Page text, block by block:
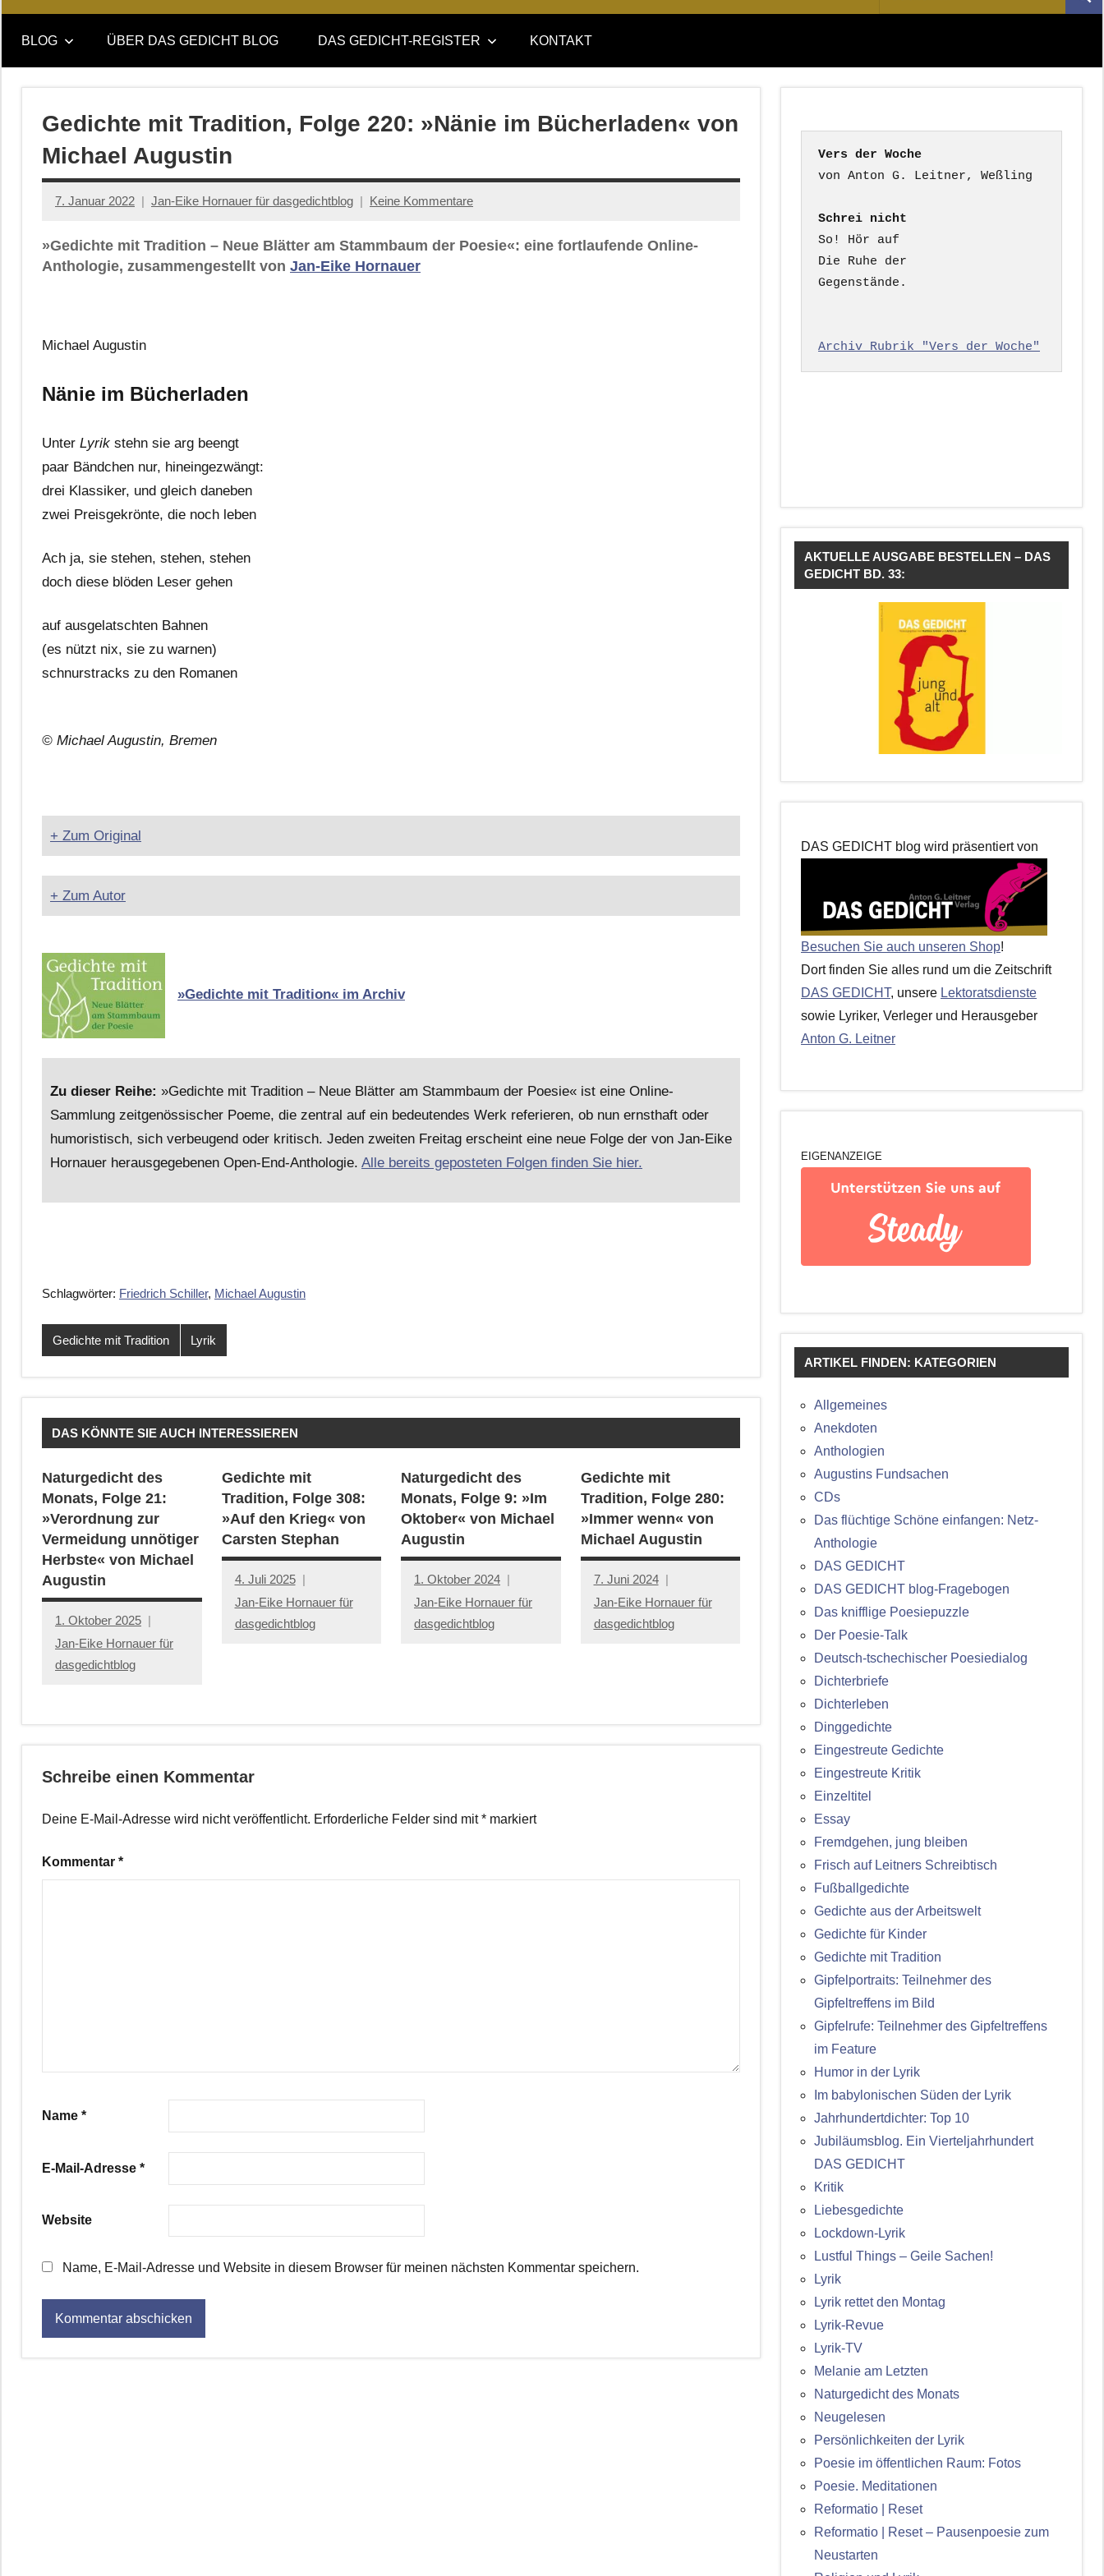
DAS
GEDICHT
blog
DAS
GEDICHT.
Zeitschrift
nach:
BLOG ÜBER DAS GEDICHT BLOG DAS GEDICHT-REGISTER KONTAKT
Gedichte mit Tradition, Folge 220: »Nänie im Bücherladen« von
Michael Augustin
7. Januar 2022 Jan-Eike Hornauer für dasgedichtblog Keine Kommentare
»Gedichte mit Tradition – Neue Blätter am Stammbaum der Poesie«: eine fortlaufende Online-
Anthologie, zusammengestellt von Jan-Eike Hornauer
Michael Augustin
Nänie im Bücherladen
Unter Lyrik stehn sie arg beengt
paar Bändchen nur, hineingezwängt:
drei Klassiker, und gleich daneben
zwei Preisgekrönte, die noch leben
Ach ja, sie stehen, stehen, stehen
doch diese blöden Leser gehen
auf ausgelatschten Bahnen
(es nützt nix, sie zu warnen)
schnurstracks zu den Romanen
© Michael Augustin, Bremen
+ Zum Original
+ Zum Autor
»Gedichte mit Tradition« im Archiv
Zu dieser Reihe: »Gedichte mit Tradition – Neue Blätter am Stammbaum der Poesie« ist eine Online-
Sammlung zeitgenössischer Poeme, die zentral auf ein bedeutendes Werk referieren, ob nun ernsthaft oder
humoristisch, sich verbeugend oder kritisch. Jeden zweiten Freitag erscheint eine neue Folge der von Jan-Eike
Hornauer herausgegebenen Open-End-Anthologie. Alle bereits geposteten Folgen finden Sie hier.
Schlagwörter: Friedrich Schiller, Michael Augustin
Gedichte mit Tradition Lyrik
DAS KÖNNTE SIE AUCH INTERESSIEREN
Naturgedicht des
Monats, Folge 21:
»Verordnung zur
Vermeidung unnötiger
Herbste« von Michael
Augustin
1. Oktober 2025
Jan-Eike Hornauer für
dasgedichtblog
Gedichte mit
Tradition, Folge 308:
»Auf den Krieg« von
Carsten Stephan
4. Juli 2025
Jan-Eike Hornauer für
dasgedichtblog
Naturgedicht des
Monats, Folge 9: »Im
Oktober« von Michael
Augustin
1. Oktober 2024
Jan-Eike Hornauer für
dasgedichtblog
Gedichte mit
Tradition, Folge 280:
»Immer wenn« von
Michael Augustin
7. Juni 2024
Jan-Eike Hornauer für
dasgedichtblog
Schreibe einen Kommentar
Deine E-Mail-Adresse wird nicht veröffentlicht. Erforderliche Felder sind mit* markiert
Kommentar *
Name *
E-Mail-Adresse *
Website
Name, E-Mail-Adresse und Website in diesem Browser für meinen nächsten Kommentar speichern.
Vers der Woche
Schrei nicht
So! Hör auf
Die Ruhe der
Gegenstände.
Archiv Rubrik "Vers der Woche"
AKTUELLE AUSGABE BESTELLEN – DAS
GEDICHT BD. 33:
DAS GEDICHT blog wird präsentiert von
Besuchen Sie auch unseren Shop!
Dort finden Sie alles rund um die Zeitschrift
DAS GEDICHT, unsere Lektoratsdienste
sowie Lyriker, Verleger und Herausgeber
Anton G. Leitner
EIGENANZEIGE
ARTIKEL FINDEN: KATEGORIEN
Allgemeines
Anekdoten
Anthologien
Augustins Fundsachen
CDs
Das flüchtige Schöne einfangen: Netz-
Anthologie
DAS GEDICHT
DAS GEDICHT blog-Fragebogen
Das knifflige Poesiepuzzle
Der Poesie-Talk
Deutsch-tschechischer Poesiedialog
Dichterbriefe
Dichterleben
Dinggedichte
Eingestreute Gedichte
Eingestreute Kritik
Einzeltitel
Essay
Fremdgehen, jung bleiben
Frisch auf Leitners Schreibtisch
Fußballgedichte
Gedichte aus der Arbeitswelt
Gedichte für Kinder
Gedichte mit Tradition
Gipfelportraits: Teilnehmer des
Gipfeltreffens im Bild
Gipfelrufe: Teilnehmer des Gipfeltreffens
im Feature
Humor in der Lyrik
Im babylonischen Süden der Lyrik
Jahrhundertdichter: Top 10
Jubiläumsblog. Ein Vierteljahrhundert
DAS GEDICHT
Kritik
Liebesgedichte
Lockdown-Lyrik
Lustful Things – Geile Sachen!
Lyrik
Lyrik rettet den Montag
Lyrik-Revue
Lyrik-TV
Melanie am Letzten
Naturgedicht des Monats
Neugelesen
Persönlichkeiten der Lyrik
Poesie im öffentlichen Raum: Fotos
Poesie. Meditationen
Reformatio | Reset
Reformatio | Reset – Pausenpoesie zum
Neustarten